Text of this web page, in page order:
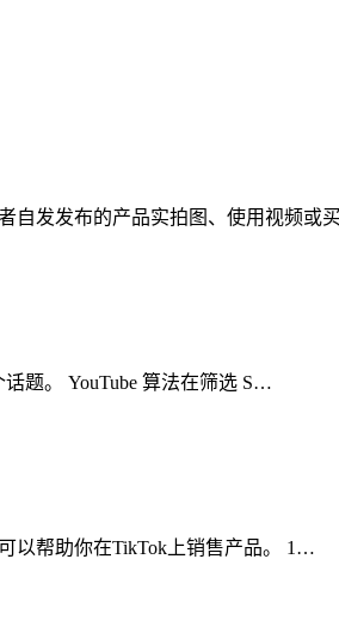
自发发布的产品实拍图、使用视频或
题。 YouTube 算法在筛选 S…
以帮助你在TikTok上销售产品。 1…